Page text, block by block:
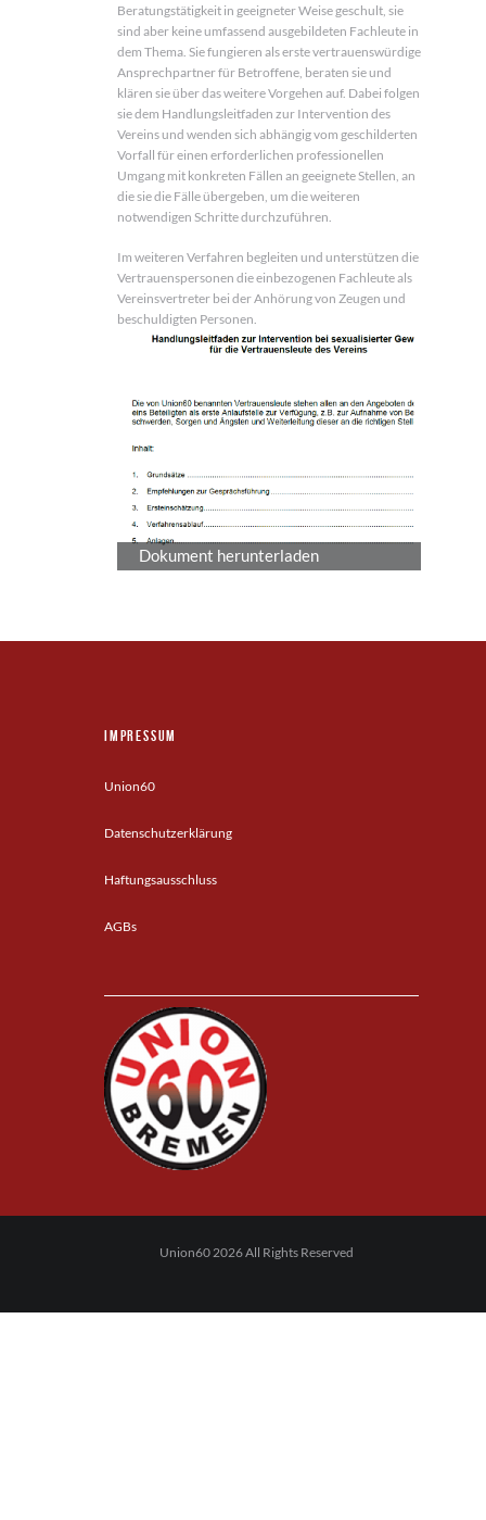
Beratungstätigkeit in geeigneter Weise geschult, sie
sind aber keine umfassend ausgebildeten Fachleute in
dem Thema. Sie fungieren als erste vertrauenswürdige
Ansprechpartner für Betroffene, beraten sie und
klären sie über das weitere Vorgehen auf. Dabei folgen
sie dem Handlungsleitfaden zur Intervention des
Vereins und wenden sich abhängig vom geschilderten
Vorfall für einen erforderlichen professionellen
Umgang mit konkreten Fällen an geeignete Stellen, an
die sie die Fälle übergeben, um die weiteren
notwendigen Schritte durchzuführen.
Im weiteren Verfahren begleiten und unterstützen die
Vertrauenspersonen die einbezogenen Fachleute als
Vereinsvertreter bei der Anhörung von Zeugen und
beschuldigten Personen.
Dokument herunterladen
Impressum
Union60
Datenschutzerklärung
Haftungsausschluss
AGBs
Union60 2026 All Rights Reserved